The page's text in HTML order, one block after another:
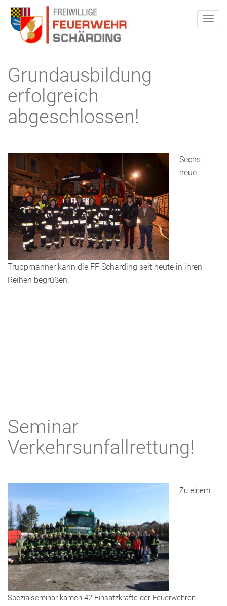
Grundausbildung
erfolgreich
abgeschlossen!
Sechs
neue
Truppmänner kann die FF Schärding seit heute in ihren
Reihen begrüßen.
Seminar
Verkehrsunfallrettung!
Zu einem
Spezialseminar kamen 42 Einsatzkräfte der Feuerwehren